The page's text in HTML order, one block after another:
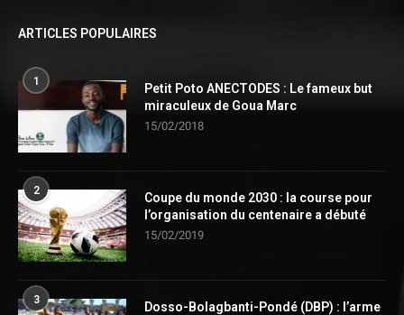
ARTICLES POPULAIRES
1
Petit Poto ANECTODES : Le fameux but
miraculeux de Goua Marc
15/02/2018
2
Coupe du monde 2030 : la course pour
l’organisation du centenaire a débuté
15/02/2019
3
Dosso-Bolagbanti-Pondé (DBP) : l’arme